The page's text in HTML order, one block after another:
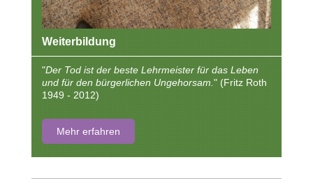
Weiterbildung
"Der Tod ist der beste Lehrmeister für das Leben
und für den bürgerlichen Ungehorsam. " (Fritz Roth
1949 - 2012)
Mehr erfahren